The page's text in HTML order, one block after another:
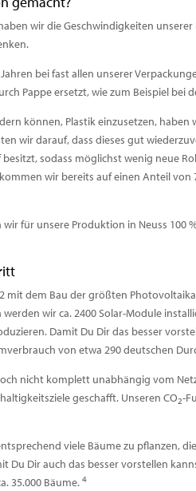
wir die Geschwindigkeiten
bei fast allen unserer
Pappe ersetzt, wie zum Beispiel bei
können, Plastik einzusetzen, haben
wir darauf, dass dieses gut
sodass möglichst wenig neue
wir bereits auf einen Anteil von
wir für unsere Produktion in Neuss 100
mit dem Bau der größten
wir ca. 2400 Solar-Module
Damit Du Dir das besser
von etwa 290 deutschen
nicht komplett unabhängig vom
geschafft. Unseren CO2-
viele Bäume zu pflanzen,
Du Dir auch das besser vorstellen
35.000 Bäume.4